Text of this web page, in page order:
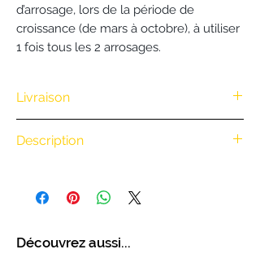
d’arrosage, lors de la période de
croissance (de mars à octobre), à utiliser
1 fois tous les 2 arrosages.
Livraison
100€ d'achat. (Exclusivité Web non
par téléphone)
• Retrait en boutique : gratuit
NantaisBiciCouriers
Description
Type : Sérum naturel bio
Fabrication : Fabriqué en Bretagne,
Découvrez aussi...